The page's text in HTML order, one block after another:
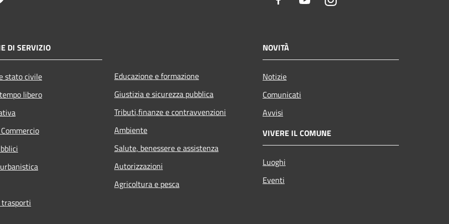
DI SERVIZIO
stato civile
libero
Educazione e formazione
Giustizia e sicurezza pubblica
Tributi,finanze e contravvenzioni
Ambiente
Salute, benessere e assistenza
Autorizzazioni
Agricoltura e pesca
NOVITÀ
Notizie
Comunicati
Avvisi
VIVERE IL COMUNE
Luoghi
Eventi